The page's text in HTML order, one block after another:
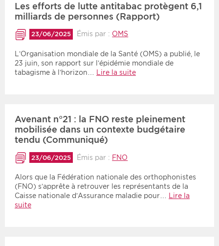
Les efforts de lutte antitabac protègent 6,1
milliards de personnes (Rapport)
23/06/2025 Émis par : OMS
L’Organisation mondiale de la Santé (OMS) a publié, le
23 juin, son rapport sur l’épidémie mondiale de
tabagisme à l’horizon…
Lire la suite
Avenant n°21 : la FNO reste pleinement
mobilisée dans un contexte budgétaire
tendu (Communiqué)
23/06/2025 Émis par : FNO
Alors que la Fédération nationale des orthophonistes
(FNO) s’apprête à retrouver les représentants de la
Caisse nationale d’Assurance maladie pour…
Lire la
suite